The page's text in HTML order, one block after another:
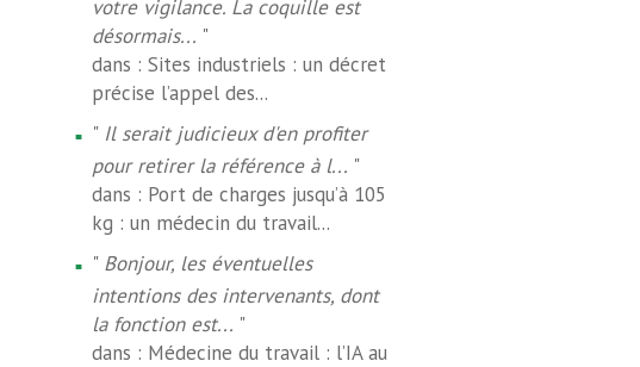
votre vigilance. La coquille est
désormais... "
dans : Sites industriels : un décret
précise l’appel des...
" Il serait judicieux d'en profiter
pour retirer la référence à l... "
dans : Port de charges jusqu’à 105
kg : un médecin du travail...
" Bonjour, les éventuelles
intentions des intervenants, dont
la fonction est... "
dans : Médecine du travail : l’IA au